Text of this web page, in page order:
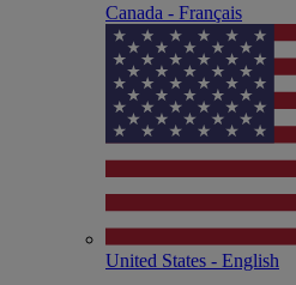
Canada - Français
United States - English